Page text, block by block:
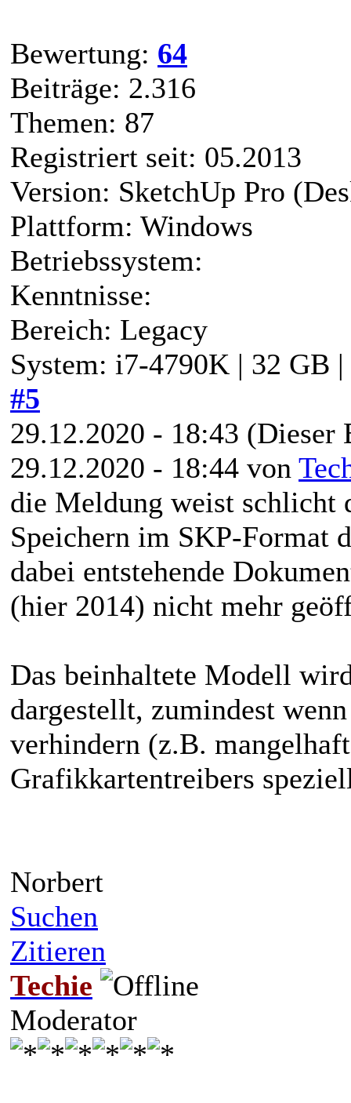
Bewertung: 64
Beiträge: 2.316
Themen: 87
Registriert seit: 05.2013
Version: SketchUp Pro
Plattform: Windows
Betriebssystem:
Kenntnisse:
Bereich: Legacy
System: i7-4790K | 32 GB
#5
29.12.2020 - 18:43 (Dieser
29.12.2020 - 18:44 von
die Meldung weist schlicht
Speichern im SKP-Format
dabei entstehende
(hier 2014) nicht mehr
Das beinhaltete Modell
dargestellt, zumindest
verhindern (z.B.
Grafikkartentreibers
Norbert
Suchen
Zitieren
Techie
Moderator